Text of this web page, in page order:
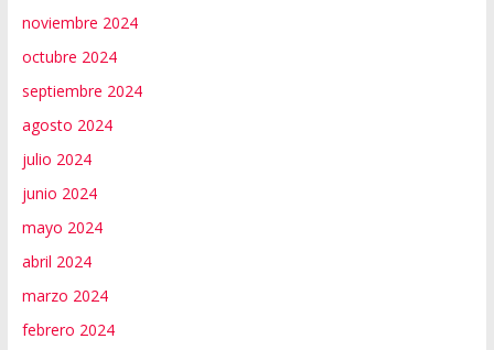
noviembre 2024
octubre 2024
septiembre 2024
agosto 2024
julio 2024
junio 2024
mayo 2024
abril 2024
marzo 2024
febrero 2024